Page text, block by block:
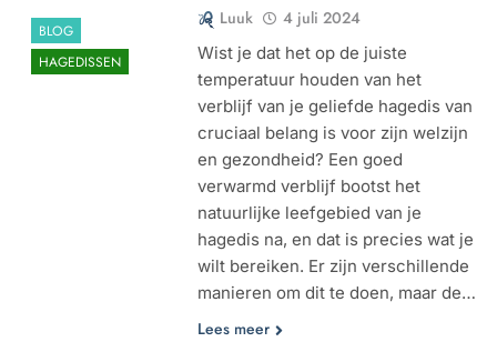
BLOG
HAGEDISSEN
Luuk 4 juli 2024
Wist je dat het op de juiste
temperatuur houden van het
verblijf van je geliefde hagedis van
cruciaal belang is voor zijn welzijn
en gezondheid? Een goed
verwarmd verblijf bootst het
natuurlijke leefgebied van je
hagedis na, en dat is precies wat je
wilt bereiken. Er zijn verschillende
manieren om dit te doen, maar de…
Lees meer